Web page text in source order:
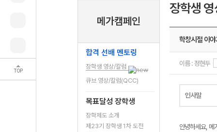
TOP
메가캠페인
합격 선배 멘토링
장학생 영상/칼럼
큐브 영상/칼럼(QCC)
목표달성 장학생
장학제도 소개
제23기 장학생 1차 도전
장학생
학창시절 이
이름 : 정현두
인사말
안녕하세요, 메